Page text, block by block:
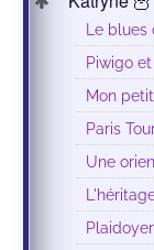
Le blues
Piwigo
Mon
Paris
Une